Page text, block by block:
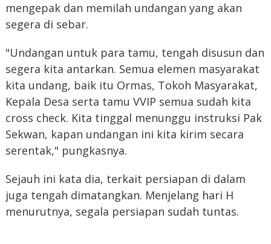
mengepak dan memilah undangan yang akan
segera di sebar.
"Undangan untuk para tamu, tengah disusun dan
segera kita antarkan. Semua elemen masyarakat
kita undang, baik itu Ormas, Tokoh Masyarakat,
Kepala Desa serta tamu VVIP semua sudah kita
cross check. Kita tinggal menunggu instruksi Pak
Sekwan, kapan undangan ini kita kirim secara
serentak," pungkasnya.
Sejauh ini kata dia, terkait persiapan di dalam
juga tengah dimatangkan. Menjelang hari H
menurutnya, segala persiapan sudah tuntas.